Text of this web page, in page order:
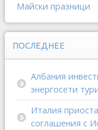
Майски празници
ПОСЛЕДНЕЕ
Албания
энергосети
Италия
соглашения с